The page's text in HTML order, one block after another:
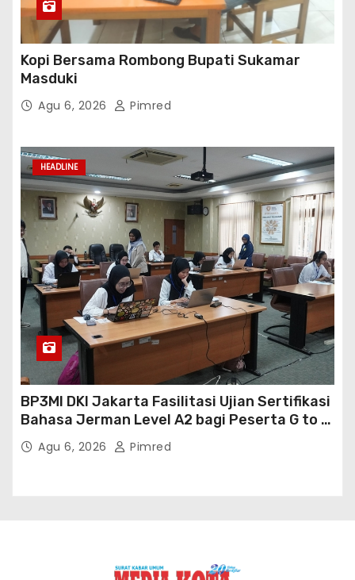
Kopi Bersama Rombong Bupati Sukamar
Masduki
Agu 6, 2026 Pimred
HEADLINE
BP3MI DKI Jakarta Fasilitasi Ujian Sertifikasi
Bahasa Jerman Level A2 bagi Peserta G to G
Jerman Batch VII
Agu 6, 2026 Pimred